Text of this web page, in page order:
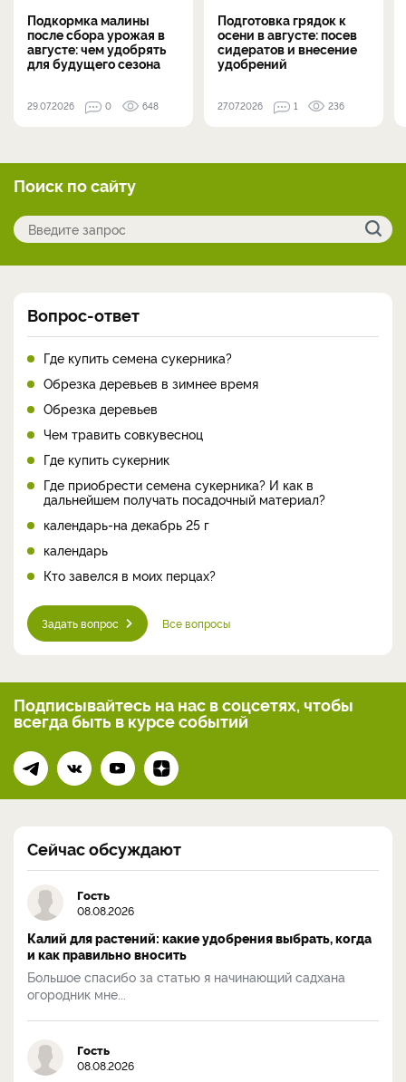
Подкормка малины
после сбора урожая в
августе: чем удобрять
для будущего сезона
29.07.2026 0 648
Подготовка грядок к
осени в августе: посев
сидератов и внесение
удобрений
27.07.2026 1 236
Поиск по сайту
Вопрос-ответ
Где купить семена сукерника?
Обрезка деревьев в зимнее время
Обрезка деревьев
Чем травить совкувесноц
Где купить сукерник
Где приобрести семена сукерника? И как в
дальнейшем получать посадочный материал?
календарь-на декабрь 25 г
календарь
Кто завелся в моих перцах?
Задать вопрос Все вопросы
Подписывайтесь на нас в соцсетях, чтобы
всегдабыть в курсе событий
Сейчас обсуждают
Гость
08.08.2026
Калий для растений: какие удобрения выбрать, когда
и как правильно вносить
Большое спасибо за статью я начинающий садхана
огородник мне...
Гость
08.08.2026